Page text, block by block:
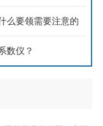
么要领需要注意的
数仪？